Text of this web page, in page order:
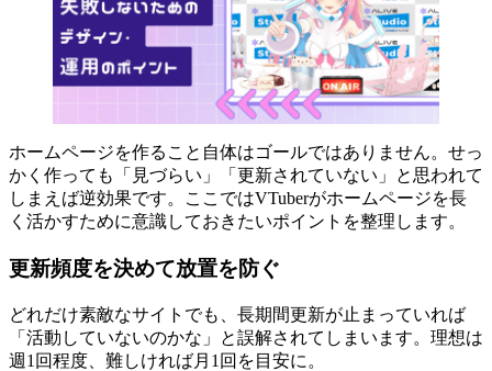
ホームページを作ること自体はゴールではありません。せっ
かく作っても「見づらい」「更新されていない」と思われて
しまえば逆効果です。ここではVTuberがホームページを長
く活かすために意識しておきたいポイントを整理します。
更新頻度を決めて放置を防ぐ
どれだけ素敵なサイトでも、長期間更新が止まっていれば
「活動していないのかな」と誤解されてしまいます。理想は
週1回程度、難しければ月1回を目安に。